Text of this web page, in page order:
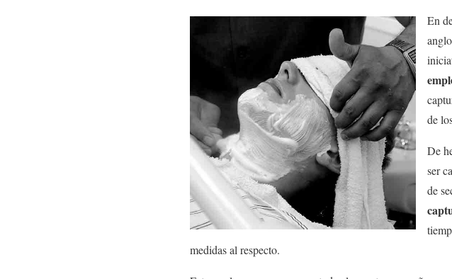
En
de
De
ser
de
medidas al respecto.